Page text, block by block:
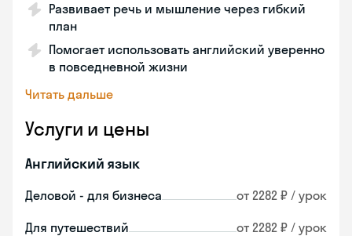
Развивает речь и мышление через гибкий
план
Помогает использовать английский уверенно
в повседневной жизни
Читать дальше
Услуги и цены
Английский язык
Деловой - для бизнеса от 2282 ₽ / урок
Для путешествий от 2282 ₽ / урок